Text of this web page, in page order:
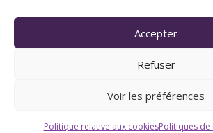
Accepter
Refuser
Voir les préférences
Politique relative aux cookiesPolitiques